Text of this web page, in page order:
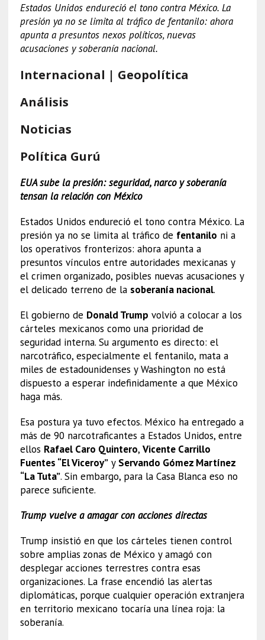
Estados Unidos endureció el tono contra México. La
presión ya no se limita al tráfico de fentanilo: ahora
apunta a presuntos nexos políticos, nuevas
acusaciones y soberanía nacional.
Internacional | Geopolítica
Análisis
Noticias
Política Gurú
EUA sube la presión: seguridad, narco y soberanía
tensan la relación con México
Estados Unidos endureció el tono contra México. La
presión ya no se limita al tráfico de fentanilo ni a
los operativos fronterizos: ahora apunta a
presuntos vínculos entre autoridades mexicanas y
el crimen organizado, posibles nuevas acusaciones y
el delicado terreno de la soberanía nacional.
El gobierno de Donald Trump volvió a colocar a los
cárteles mexicanos como una prioridad de
seguridad interna. Su argumento es directo: el
narcotráfico, especialmente el fentanilo, mata a
miles de estadounidenses y Washington no está
dispuesto a esperar indefinidamente a que México
haga más.
Esa postura ya tuvo efectos. México ha entregado a
más de 90 narcotraficantes a Estados Unidos, entre
ellos Rafael Caro Quintero, Vicente Carrillo
Fuentes “El Viceroy”y Servando Gómez Martínez
“La Tuta”. Sin embargo, para la Casa Blanca eso no
parece suficiente.
Trump vuelve a amagar con acciones directas
Trump insistió en que los cárteles tienen control
sobre amplias zonas de México y amagó con
desplegar acciones terrestres contra esas
organizaciones. La frase encendió las alertas
diplomáticas, porque cualquier operación extranjera
en territorio mexicano tocaría una línea roja: la
soberanía.